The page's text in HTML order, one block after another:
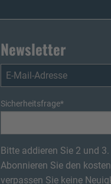
Newsletter
Sicherheitsfrage*
Bitte addieren Sie 2 und 3.
Abonnieren Sie den
verpassen Sie keine